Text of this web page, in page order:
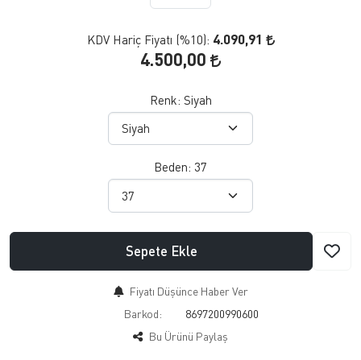
KDV Hariç Fiyatı (%10): 4.090,91
4.500,00
Renk: Siyah
Beden: 37
Sepete Ekle
Fiyatı Düşünce Haber Ver
Barkod:
8697200990600
Bu Ürünü Paylaş